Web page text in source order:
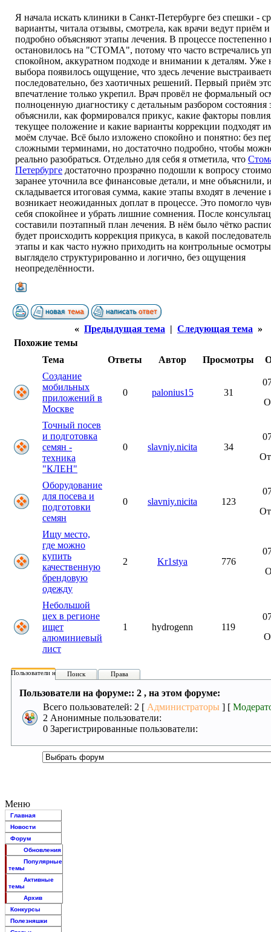
Я начала искать клиники в Санкт-Петербурге без спешки -
варианты, читала отзывы, смотрела, как врачи ведут приём и
подробно объясняют этапы лечения. В процессе постепенно
остановилось на "СТОМА", потому что часто встречались
спокойном, аккуратном подходе и внимании к деталям. Уже
выбора появилось ощущение, что здесь лечение
последовательно, без хаотичных решений. Первый приём
впечатление только укрепил. Врач провёл не формальный
полноценную диагностику с детальным разбором
объяснили, как формировался прикус, какие факторы
текущее положение и какие варианты коррекции подходят
моём случае. Всё было изложено спокойно и понятно: без
сложными терминами, но достаточно подробно, чтобы
реально разобраться. Отдельно для себя я отметила, что
Петербурге достаточно прозрачно подошли к вопросу
заранее уточнила все финансовые детали, и мне объяснили,
складывается итоговая сумма, какие этапы входят в
возникает неожиданных доплат в процессе. Это помогло
себя спокойнее и убрать лишние сомнения. После
составили поэтапный план лечения. В нём было чётко
будет происходить коррекция прикуса, в какой
этапы и как часто нужно приходить на контрольные
выглядело структурированно и логично, без ощущения
неопределённости.
« Предыдущая тема | Следующая тема »
Похожие темы
Тема
Ответы Автор Просмотры
Создание
мобильных
приложений в
Москве
0 palonius15 31
Точный посев
и подготовка
семян -
техника
"КЛЕН"
0 slavniy.nicita 34
Оборудование
для посева и
подготовки
семян
0 slavniy.nicita 123
Ищу место,
где можно
купить
качественную
брендовую
одежду
2 Kr1stya 776
Небольшой
цех в регионе
ищет
алюминиевый
лист
1 hydrogenn 119
Пользователи на форуме:
Поиск Права
Пользователи на форуме:: 2 , на этом форуме:
Всего пользователей: 2 [ Администраторы ] [
2 Анонимные пользователи:
0 Зарегистрированные пользователи:
Меню
Главная
Новости
Форум
Обновления
Популярные
темы
Активные
темы
Архив
Конкурсы
Полезняшки